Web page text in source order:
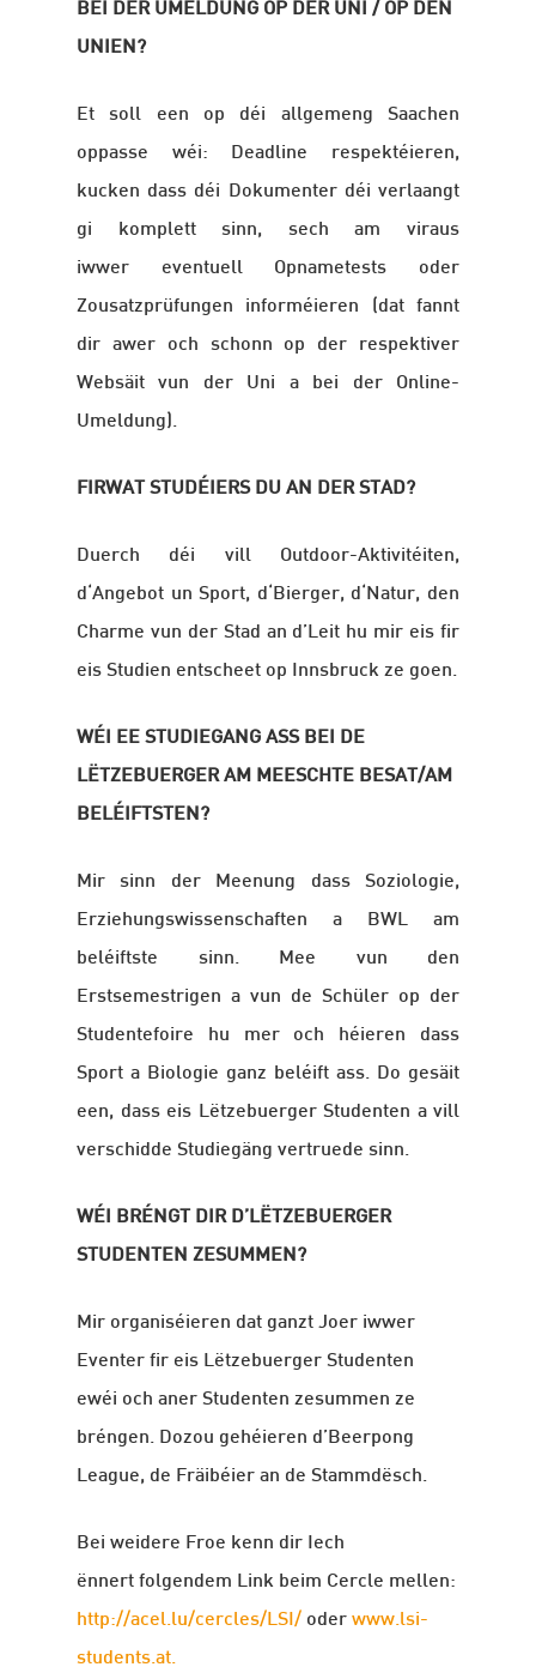
BEI DER UMELDUNG OP DER UNI / OP DEN
UNIEN?
Et soll een op déi allgemeng Saachen
oppasse wéi: Deadline respektéieren,
kucken dass déi Dokumenter déi verlaangt
gi komplett sinn, sech am viraus
iwwer eventuell Opnametests oder
Zousatzprüfungen informéieren (dat fannt
dir awer och schonn op der respektiver
Websäit vun der Uni a bei der Online-
Umeldung).
FIRWAT STUDÉIERS DU AN DER STAD?
Duerch déi vill Outdoor-Aktivitéiten,
d‘Angebot un Sport, d‘Bierger, d‘Natur, den
Charme vun der Stad an d’Leit hu mir eis fir
eis Studien entscheet op Innsbruck ze goen.
WÉI EE STUDIEGANG ASS BEI DE
LËTZEBUERGER AM MEESCHTE BESAT/AM
BELÉIFTSTEN?
Mir sinn der Meenung dass Soziologie,
Erziehungswissenschaften a BWL am
beléiftste sinn. Mee vun den
Erstsemestrigen a vun de Schüler op der
Studentefoire hu mer och héieren dass
Sport a Biologie ganz beléift ass. Do gesäit
een, dass eis Lëtzebuerger Studenten a vill
verschidde Studiegäng vertruede sinn.
WÉI BRÉNGT DIR D’LËTZEBUERGER
STUDENTEN ZESUMMEN?
Mir organiséieren dat ganzt Joer iwwer
Eventer fir eis Lëtzebuerger Studenten
ewéi och aner Studenten zesummen ze
bréngen. Dozou gehéieren d’Beerpong
League, de Fräibéier an de Stammdësch.
Bei weidere Froe kenn dir Iech
ënnert folgendem Link beim Cercle mellen:
http://acel.lu/cercles/LSI/ oder www.lsi-
students.at.